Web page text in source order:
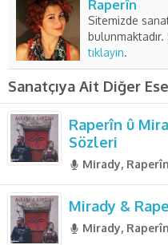
Raperîn
Sitemizde
bulunmaktadır.
tıklayın.
Sanatçıya Ait Diğer
Raperîn û
Sözleri
Mirady, Raperîn
Mirady &
Mirady, Raperîn